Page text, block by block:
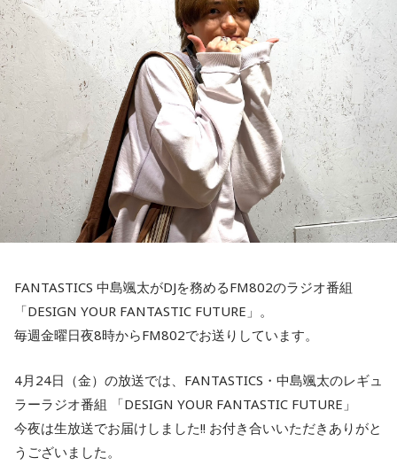
FANTASTICS 中島颯太がDJを務めるFM802のラジオ番組
「DESIGN YOUR FANTASTIC FUTURE」。
毎週金曜日夜8時からFM802でお送りしています。
4月24日（金）の放送では、FANTASTICS・中島颯太のレギュ
ラーラジオ番組 「DESIGN YOUR FANTASTIC FUTURE」
今夜は生放送でお届けしました!! お付き合いいただきありがと
うございました。